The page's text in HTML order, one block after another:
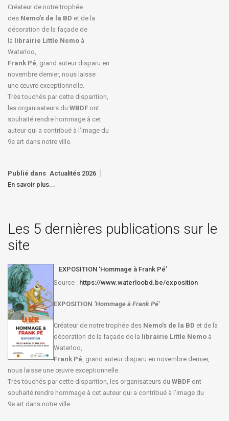
Créateur de notre trophée
des Nemo’s de la BD et de la
décoration de la façade de
la librairie Little Nemo à
Waterloo,
Frank Pé, grand auteur disparu en
novembre dernier, nous laisse
une œuvre exceptionnelle.
Très touchés par cette disparition,
les organisateurs du WBDF ont
souhaité rendre hommage à cet
auteur qui a contribué à l’image du
9e art dans notre ville.
Publié dans Actualités 2026
En savoir plus...
Les 5 dernières publications sur le
site
EXPOSITION ‘Hommage à Frank Pé’
Source : https://www.waterloobd.be/exposition
EXPOSITION ‘Hommage à Frank Pé’
Créateur de notre trophée des Nemo’s de la BD et de la
décoration de la façade de la librairie Little Nemo à
Waterloo,
Frank Pé, grand auteur disparu en novembre dernier,
nous laisse une œuvre exceptionnelle.
Très touchés par cette disparition, les organisateurs du WBDF ont
souhaité rendre hommage à cet auteur qui a contribué à l’image du
9e art dans notre ville.